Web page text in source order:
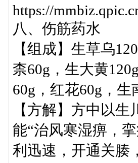
https://
八、伤筋药水
【组成】生草乌
柰60g，生大黄
60g，红花60g，生
【方解】方中以
能“治风寒湿痹，
利迅速，开通关腠